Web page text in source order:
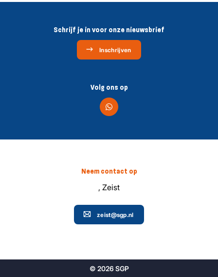
Schrijf je in voor onze nieuwsbrief
Inschrijven
Volg ons op
Neem contact op
, Zeist
zeist@sgp.nl
© 2026 SGP